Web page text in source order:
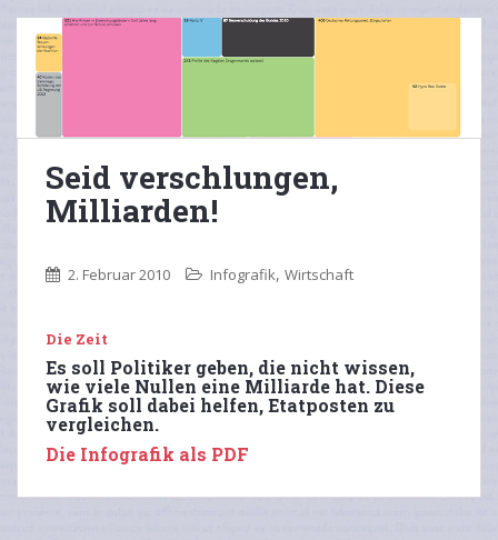
Seid verschlungen,
Milliarden!
2. Februar 2010 Infografik, Wirtschaft
Die Zeit
Es soll Politiker geben, die nicht wissen,
wie viele Nullen eine Milliarde hat. Diese
Grafik soll dabei helfen, Etatposten zu
vergleichen.
Die Infografik als PDF